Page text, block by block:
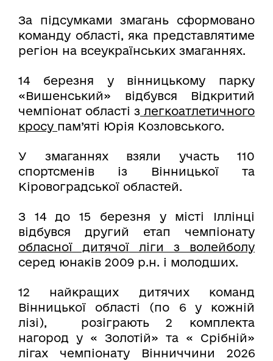
За підсумками змагань сформовано
команду області, яка представлятиме
регіон на всеукраїнських змаганнях.
14 березня у вінницькому парку
«Вишенський» відбувся Відкритий
чемпіонат області з легкоатлетичного
кросу пам’яті Юрія Козловського.
У змаганнях взяли участь 110
спортсменів із Вінницької та
Кіровоградської областей.
З 14 до 15 березня у місті Іллінці
відбувся другий етап чемпіонату
обласної дитячої ліги з волейболу
серед юнаків 2009 р.н. і молодших.
12 найкращих дитячих команд
Вінницької області (по 6 у кожній
лізі), розіграють 2 комплекта
нагород у « Золотій» та « Срібній»
лігах чемпіонату Вінниччини 2026